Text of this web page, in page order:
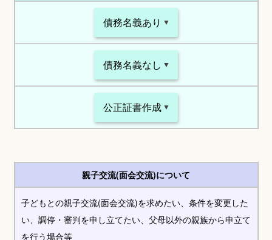
債務名義あり
債務名義なし
公正証書作成
親子交流(面会交流)について
子どもとの親子交流(面会交流)を求めたい、条件を変更した
い、調停・審判を申し立てたい、父母以外の親族から申立て
を行う場合等